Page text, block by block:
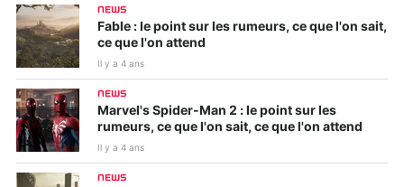
NEWS
Fable : le point sur les rumeurs, ce que l'on sait,
ce que l'on attend
Il y a 4 ans
NEWS
Marvel's Spider-Man 2 : le point sur les
rumeurs, ce que l'on sait, ce que l'on attend
Il y a 4 ans
NEWS